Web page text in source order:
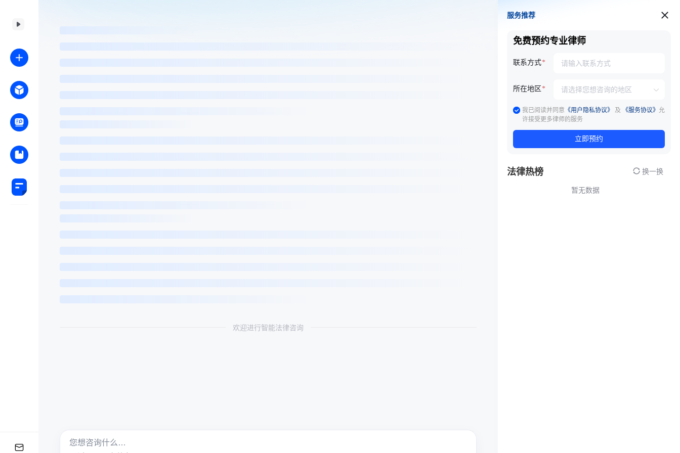
欢迎进行智能法律咨询
服务推荐
服务推荐
免费预约专业律师
联系方式
所在地区
我已阅读并同意 《用户隐私协议》 及 《服务协议》 允
许接受更多律师的服务
立即预约
法律热榜 换一换
暂无数据